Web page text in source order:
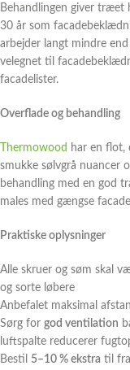
Behandlingen giver træet
30 år som
arbejder langt mindre
velegnet til
facadelister.
Overflade og behandling
Thermowood har en flot,
smukke sølvgrå nuancer
behandling med en god
males med gængse
Praktiske oplysninger
Alle skruer og søm skal
og sorte løbere
Anbefalet maksimal
Sørg for god ventilation
luftspalte reducerer
Bestil 5–10 % ekstra til